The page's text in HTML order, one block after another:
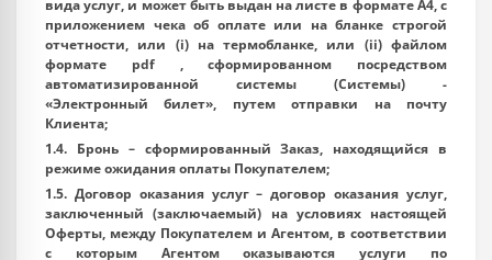
вида услуг, и может быть выдан на листе в формате А4, с
приложением чека об оплате или на бланке строгой
отчетности, или (i) на термобланке, или (ii) файлом
формате pdf , сформированном посредством
автоматизированной системы (Системы) -
«Электронный билет», путем отправки на почту
Клиента;
1.4. Бронь– сформированный Заказ, находящийся в
режиме ожидания оплаты Покупателем;
1.5. Договор оказания услуг– договор оказания услуг,
заключенный (заключаемый) на условиях настоящей
Оферты, между Покупателем и Агентом, в соответствии
с которым Агентом оказываются услуги по